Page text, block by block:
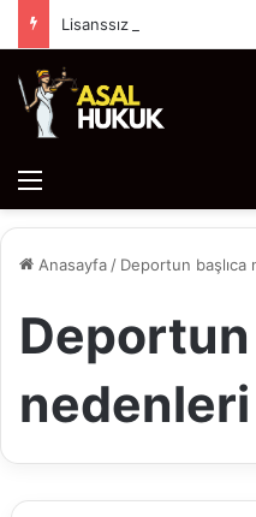
Menü
Anasayfa / Deportun başlıca
Deportun
nedenleri